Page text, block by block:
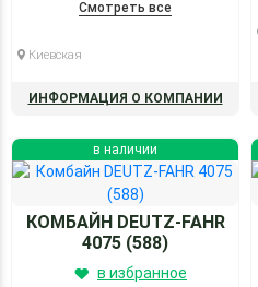
Смотреть все
Киевская
ИНФОРМАЦИЯ О КОМПАНИИ
в наличии
КОМБАЙН DEUTZ-FAHR
4075 (588)
в избранное